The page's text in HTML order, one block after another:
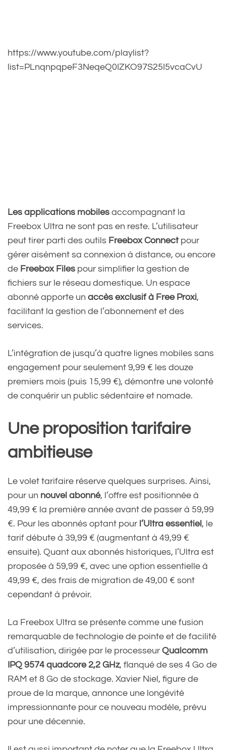
https://www.youtube.com/playlist?
list=PLnqnpqpeF3NeqeQ0IZKO97S25I5vcaCvU
Les applications mobiles accompagnant la
Freebox Ultra ne sont pas en reste. L’utilisateur
peut tirer parti des outils Freebox Connectpour
gérer aisément sa connexion à distance, ou encore
de Freebox Files pour simplifier la gestion de
fichiers sur le réseau domestique. Un espace
abonné apporte un accès exclusif à Free Proxi,
facilitant la gestion de l’abonnement et des
services.
L’intégration de jusqu’à quatre lignes mobiles sans
engagement pour seulement 9,99 € les douze
premiers mois (puis 15,99 €), démontre une volonté
de conquérir un public sédentaire et nomade.
Une proposition tarifaire
ambitieuse
Le volet tarifaire réserve quelques surprises. Ainsi,
pour un nouvel abonné, l’offre est positionnée à
49,99 € la première année avant de passer à 59,99
€. Pour les abonnés optant pour l’Ultra essentiel, le
tarif débute à 39,99 € (augmentant à 49,99 €
ensuite). Quant aux abonnés historiques, l’Ultra est
proposée à 59,99 €, avec une option essentielle à
49,99 €, des frais de migration de 49,00 € sont
cependant à prévoir.
La Freebox Ultra se présente comme une fusion
remarquable de technologie de pointe et de facilité
d’utilisation, dirigée par le processeur Qualcomm
IPQ 9574 quadcore 2,2 GHz, flanqué de ses 4 Go de
RAM et 8 Go de stockage. Xavier Niel, figure de
proue de la marque, annonce une longévité
impressionnante pour ce nouveau modèle, prévu
pour une décennie.